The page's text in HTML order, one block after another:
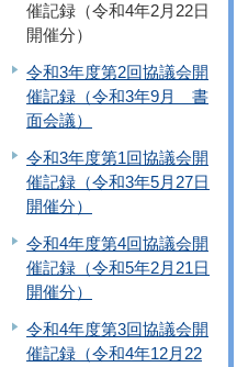
催記録（令和4年2月22日
開催分）
令和3年度第2回協議会開
催記録（令和3年9月 書
面会議）
令和3年度第1回協議会開
催記録（令和3年5月27日
開催分）
令和4年度第4回協議会開
催記録（令和5年2月21日
開催分）
令和4年度第3回協議会開
催記録（令和4年12月22